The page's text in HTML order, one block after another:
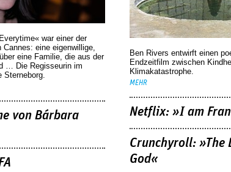
war einer der
eine eigenwillige,
eine ­Familie, die aus der
… Die Regisseurin im
von Bárbara
Ben Rivers entwirft einen
Endzeitfilm zwischen
Klimakatastrophe.
MEHR
Netflix: »I am
Crunchyroll: »The
God«